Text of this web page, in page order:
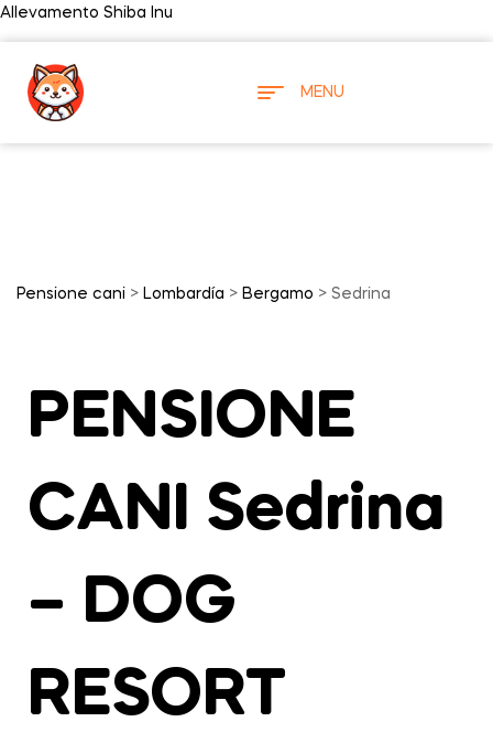
Allevamento Shiba Inu
MENU
Pensione cani > Lombardía > Bergamo > Sedrina
PENSIONE
CANI Sedrina
– DOG
RESORT